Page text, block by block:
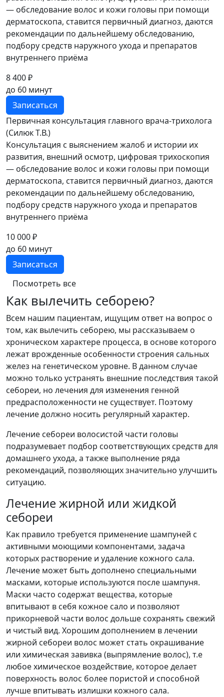
— обследование волос и кожи головы при помощи
дерматоскопа, ставится первичный диагноз, даются
рекомендации по дальнейшему обследованию,
подбору средств наружного ухода и препаратов
внутреннего приёма
8 400 ₽
до 60 минут
Записаться
Первичная консультация главного врача-трихолога
(Силюк Т.В.)
Консультация с выяснением жалоб и истории их
развития, внешний осмотр, цифровая трихоскопия
— обследование волос и кожи головы при помощи
дерматоскопа, ставится первичный диагноз, даются
рекомендации по дальнейшему обследованию,
подбору средств наружного ухода и препаратов
внутреннего приёма
10 000 ₽
до 60 минут
Записаться
Посмотреть все
Как вылечить себорею?
Всем нашим пациентам, ищущим ответ на вопрос о
том, как вылечить себорею, мы рассказываем о
хроническом характере процесса, в основе которого
лежат врожденные особенности строения сальных
желез на генетическом уровне. В данном случае
можно только устранять внешние последствия такой
себореи, но лечения для изменения генной
предрасположенности не существует. Поэтому
лечение должно носить регулярный характер.
Лечение себореи волосистой части головы
подразумевает подбор соответствующих средств для
домашнего ухода, а также выполнение ряда
рекомендаций, позволяющих значительно улучшить
ситуацию.
Лечение жирной или жидкой
себореи
Как правило требуется применение шампуней с
активными моющими компонентами, задача
которых растворение и удаление кожного сала.
Лечение может быть дополнено специальными
масками, которые используются после шампуня.
Маски часто содержат вещества, которые
впитывают в себя кожное сало и позволяют
прикорневой части волос дольше сохранять свежий
и чистый вид. Хорошим дополнением в лечении
жирной себореи волос может стать окрашивание
или химическая завивка (выпрямление волос), т.е
любое химическое воздействие, которое делает
поверхность волос более пористой и способной
лучше впитывать излишки кожного сала.